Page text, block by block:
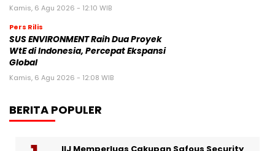
Kamis, 6 Agu 2026 - 12:10 WIB
Pers Rilis
SUS ENVIRONMENT Raih Dua Proyek
WtE di Indonesia, Percepat Ekspansi
Global
Kamis, 6 Agu 2026 - 12:08 WIB
BERITA POPULER